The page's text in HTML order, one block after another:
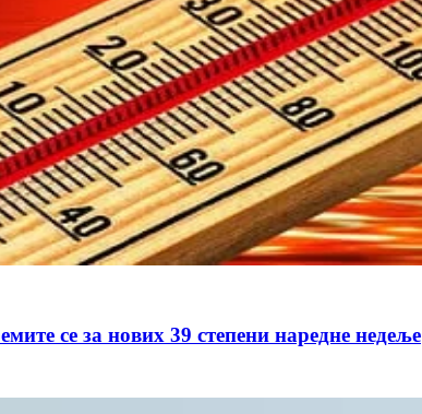
се за нових 39 степени наредне недеље